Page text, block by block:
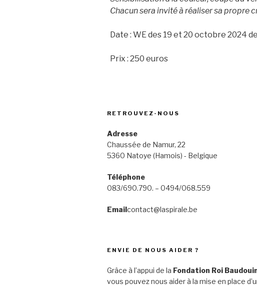
Chacun sera invité à réaliser sa propre
Date : WE des 19 et 20 octobre 2024
Prix : 250 euros
RETROUVEZ-NOUS
Adresse
Chaussée de Namur, 22
5360 Natoye (Hamois) - Belgique
Téléphone
083/690.790. – 0494/068.559
Emailcontact@laspirale.be
ENVIE DE NOUS AIDER ?
Grâce à l’appui de la Fondation Roi
vous pouvez nous aider à la mise en place